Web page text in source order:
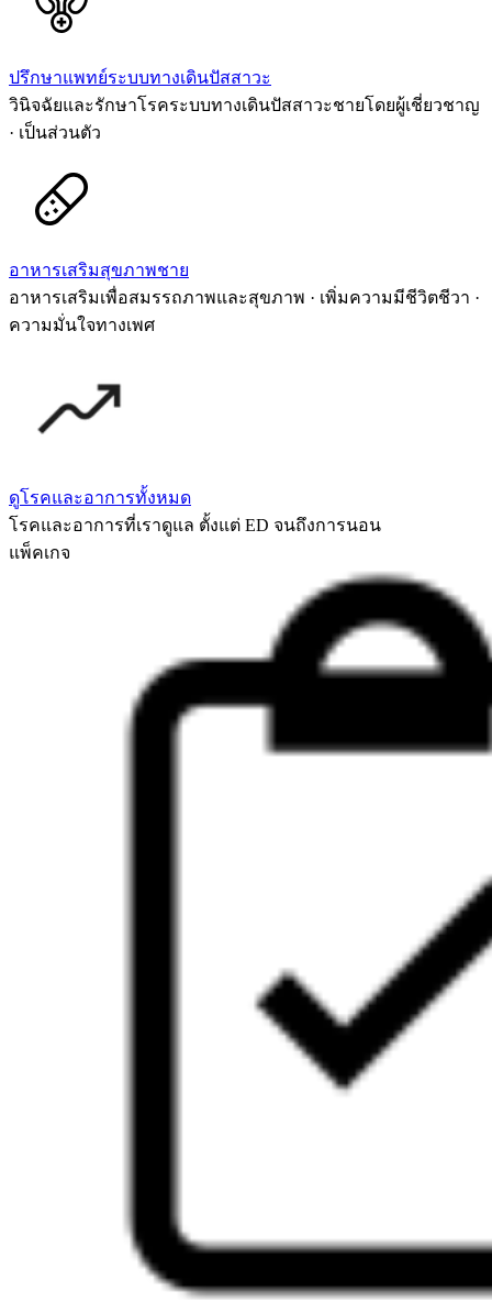
ปรึกษาแพทย์ระบบทางเดินปัสสาวะ
วินิจฉัยและรักษาโรคระบบทางเดินปัสสาวะชายโดยผู้เชี่ยวชาญ
· เป็นส่วนตัว
อาหารเสริมสุขภาพชาย
อาหารเสริมเพื่อสมรรถภาพและสุขภาพ · เพิ่มความมีชีวิตชีวา ·
ความมั่นใจทางเพศ
ดูโรคและอาการทั้งหมด
โรคและอาการที่เราดูแล ตั้งแต่ ED จนถึงการนอน
แพ็คเกจ